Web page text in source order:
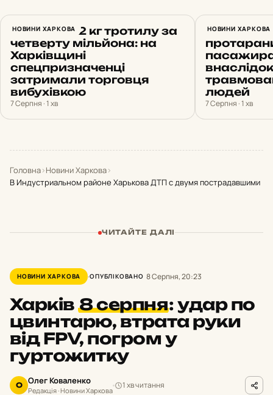
НОВИНИ ХАРКОВА
Продав 172 кг тротилу за
четверту мільйона: на
Харківщині
спецпризначенці
затримали торговця
вибухівкою
7 Серпня · 1 хв
НОВИНИ ХАРКОВА
Проїхав
людей
7 Серпня · 1 хв
Головна›Новини Харкова›
В Индустриальном районе Харькова ДТП с двумя пострадавшими
ЧИТАЙТЕ ДАЛІ
НОВИНИ ХАРКОВА ОПУБЛІКОВАНО 8 Серпня, 20:23
Харків8 серпня:удар по
цвинтарю, втрата руки
від FPV, погром у
гуртожитку
О Олег Коваленко
Редакція · Новини Харкова
1 хв читання